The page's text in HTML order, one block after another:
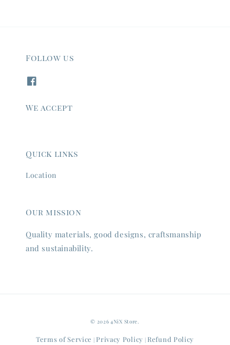
Follow us
We accept
Quick links
Location
Our mission
Quality materials, good designs, craftsmanship
and sustainability.
© 2026 4NiX Store.
Terms of Service | Privacy Policy | Refund Policy